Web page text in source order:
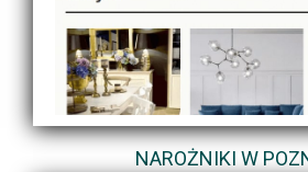
NAROŻNIKI W